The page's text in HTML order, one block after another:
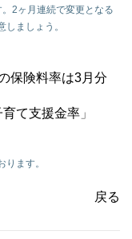
2ヶ月連続で変更となる
ましょう。
保険料率は3月分
て支援金率 」
ます。
戻る